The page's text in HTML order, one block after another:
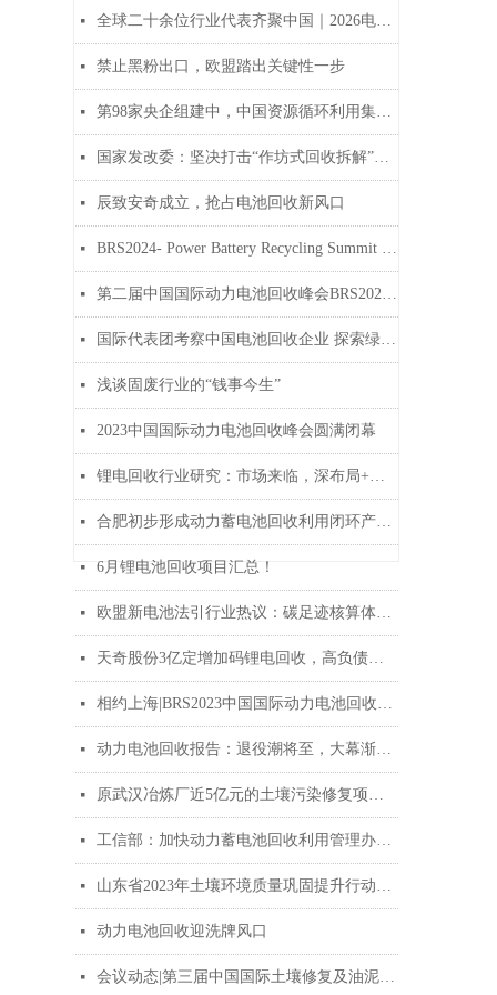
넷 全球二十余位行业代表齐聚中国｜2026电池回收春季产业参访之旅圆满结束
넷 禁止黑粉出口，欧盟踏出关键性一步
넷 第98家央企组建中，中国资源循环利用集团要来了！
넷 国家发改委：坚决打击“作坊式回收拆解”等环境违法行为
넷 辰致安奇成立，抢占电池回收新风口
넷 BRS2024- Power Battery Recycling Summit was successfully held
넷 第二届中国国际动力电池回收峰会BRS2024广州站圆满闭幕
넷 国际代表团考察中国电池回收企业 探索绿色可持续发展新机遇
넷 浅谈固废行业的“钱事今生”
넷 2023中国国际动力电池回收峰会圆满闭幕
넷 锂电回收行业研究：市场来临，深布局+精处置为决胜之道
넷 合肥初步形成动力蓄电池回收利用闭环产业生态
넷 6月锂电池回收项目汇总！
넷 欧盟新电池法引行业热议：碳足迹核算体系需国际互认
넷 天奇股份3亿定增加码锂电回收，高负债下如何走出流动性困局？
넷 相约上海|BRS2023中国国际动力电池回收峰会将于10月26-27日召开
넷 动力电池回收报告：退役潮将至，大幕渐开启
넷 原武汉冶炼厂近5亿元的土壤污染修复项目全部水泥窑协同处置
넷 工信部：加快动力蓄电池回收利用管理办法研究制定
넷 山东省2023年土壤环境质量巩固提升行动方案印发！
넷 动力电池回收迎洗牌风口
넷 会议动态|第三届中国国际土壤修复及油泥治理峰会将于7月13-14日在南京召开